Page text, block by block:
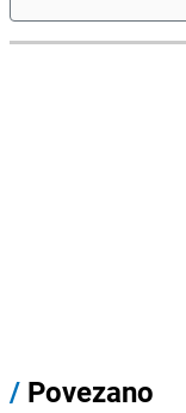
/ Povezano